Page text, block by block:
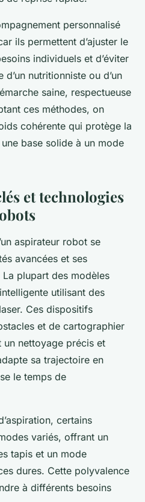
personnalisé
ils permettent d’ajuster le
individuels et d’éviter
d’un nutritionniste ou d’un
saine, respectueuse
ces méthodes, on
cohérente qui protège la
base solide à un mode
et technologies
aspirateur robot se
avancées et ses
plupart des modèles
utilisant des
Ces dispositifs
et de cartographier
un nettoyage précis et
sa trajectoire en
le temps de
certains
variés, offrant un
tapis et un mode
dures. Cette polyvalence
à différents besoins